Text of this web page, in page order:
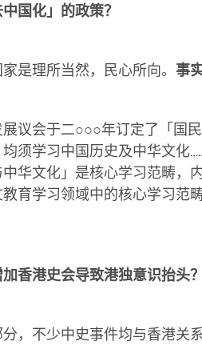
国化」的政策？
是理所当然，民心所向。 事
议会于二○○○年订定了「国
须学习中国历史及中华文化
中华文化」是核心学习范畴
育学习领域中的核心学习范
香港史会导致港独意识抬头？
，不少中史事件均与香港关